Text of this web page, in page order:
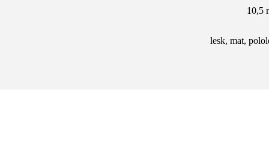
10,5
lesk, mat,